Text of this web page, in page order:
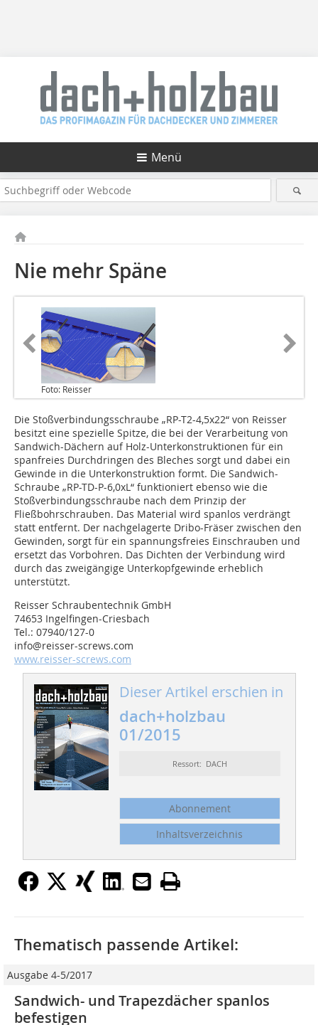
Menü
Nie mehr Späne
Foto: Reisser
Die Stoßverbindungsschraube „RP-T2-4,5x22“ von Reisser
besitzt eine spezielle Spitze, die bei der Verarbeitung von
Sandwich-Dächern auf Holz-Unterkonstruktionen für ein
spanfreies Durchdringen des Bleches sorgt und dabei ein
Gewinde in die Unterkonstruktion formt. Die Sandwich-
Schraube „RP-TD-P-6,0xL“ funktioniert ebenso wie die
Stoßverbindungsschraube nach dem Prinzip der
Fließbohrschrauben. Das Material wird spanlos verdrängt
statt entfernt. Der nachgelagerte Dribo-Fräser zwischen den
Gewinden, sorgt für ein spannungsfreies Einschrauben und
ersetzt das Vorbohren. Das Dichten der Verbindung wird
durch das zweigängige Unterkopfgewinde erheblich
unterstützt.
Reisser Schraubentechnik GmbH
74653 Ingelfingen-Criesbach
Tel.: 07940/127-0
info@reisser-screws.com
www.reisser-screws.com
Dieser Artikel erschien in
dach+holzbau
01/2015
Ressort: DACH
Abonnement
Inhaltsverzeichnis
Thematisch passende Artikel:
Ausgabe 4-5/2017
Sandwich- und Trapezdächer spanlos
befestigen